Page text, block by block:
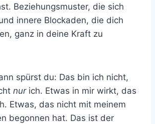
Beziehungsmuster, die sich
innere Blockaden, die dich
ganz in deine Kraft zu
spürst du: Das bin ich nicht,
nurich. Etwas in mir wirkt, das
Etwas, das nicht mit meinem
begonnen hat. Das ist der